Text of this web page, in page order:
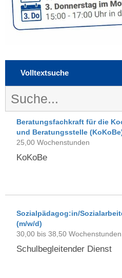
Volltextsuche
Beratungsfachkraft für die
und Beratungsstelle
25,00 Wochenstunden
KoKoBe
Sozialpädagog:in/
(m/w/d)
30,00 bis 38,50 Wochenstunden
Schulbegleitender Dienst